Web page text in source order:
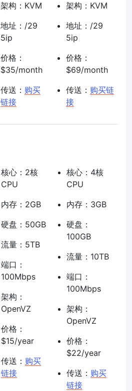
架构：KVM
地址：/29
5ip
价格：
$35/month
传送： 购买
链接
架构：KVM
地址：/29
5ip
价格：
$69/month
传送： 购买链
接
核心：2核
CPU
内存：2GB
硬盘：50GB
流量：5TB
端口：
100Mbps
架构：
OpenVZ
价格：
$15/year
传送： 购买
链接
核心：4核
CPU
内存：3GB
硬盘：
100GB
流量：10TB
端口：
100Mbps
架构：
OpenVZ
价格：
$22/year
传送： 购买
链接